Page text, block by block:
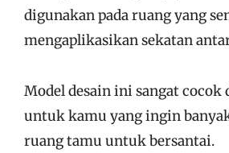
digunakan pada ruang yang
mengaplikasikan sekatan
Model desain ini sangat
untuk kamu yang ingin
ruang tamu untuk bersantai.